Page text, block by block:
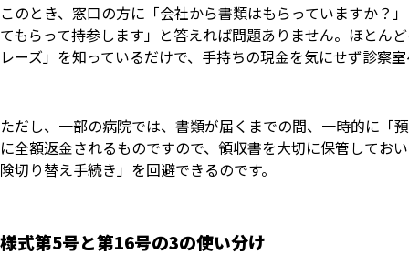
このとき、窓口の方に「会社から書類はもらっていますか？
てもらって持参します」と答えれば問題ありません。ほとん
レーズ」を知っているだけで、手持ちの現金を気にせず診察
ただし、一部の病院では、書類が届くまでの間、一時的に「
に全額返金されるものですので、領収書を大切に保管してお
険切り替え手続き」を回避できるのです。
様式第5号と第16号の3の使い分け